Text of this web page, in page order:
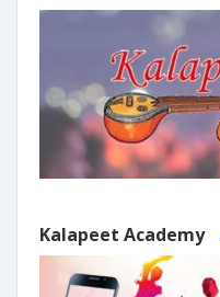
Kalapeet Academy